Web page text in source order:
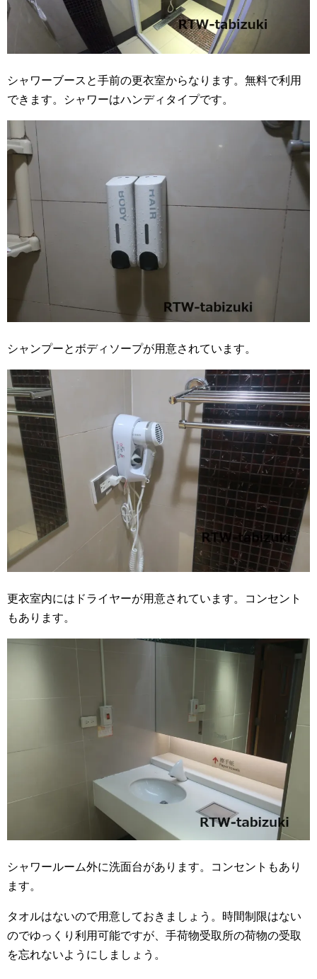
シャワーブースと手前の更衣室からなります。無料で利用
できます。シャワーはハンディタイプです。
シャンプーとボディソープが用意されています。
更衣室内にはドライヤーが用意されています。コンセント
もあります。
シャワールーム外に洗面台があります。コンセントもあり
ます。
タオルはないので用意しておきましょう。時間制限はない
のでゆっくり利用可能ですが、手荷物受取所の荷物の受取
を忘れないようにしましょう。